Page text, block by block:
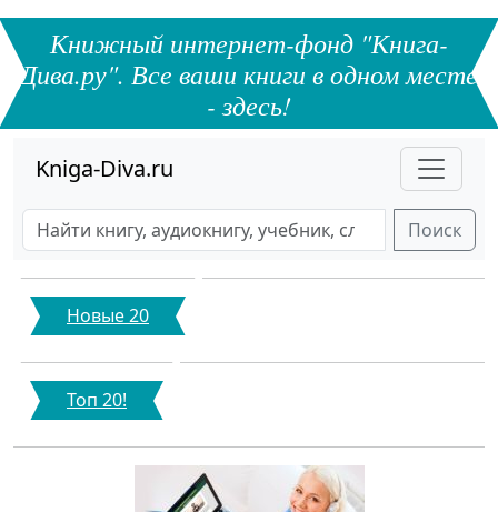
Книжный интернет-фонд "Книга-
Дива.ру". Все ваши книги в одном месте
- здесь!
Kniga-Diva.ru
Поиск
Новые 20
Топ 20!